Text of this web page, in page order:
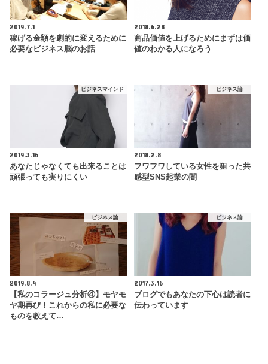
2019.7.1
稼げる金額を劇的に変えるために
必要なビジネス脳のお話
2018.6.28
商品価値を上げるためにまずは価
値のわかる人になろう
ビジネスマインド
2019.3.16
あなたじゃなくても出来ることは
頑張っても実りにくい
ビジネス論
2018.2.8
フワフワしている女性を狙った共
感型SNS起業の闇
ビジネス論
2019.8.4
【私のコラージュ分析④】モヤモ
ヤ期再び！これからの私に必要な
ものを教えて…
ビジネス論
2017.3.16
ブログでもあなたの下心は読者に
伝わっています